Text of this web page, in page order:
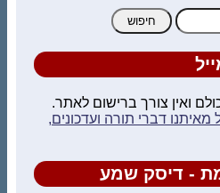
ואין צורך ברישום לאתר.
דברי תורה ועדכונים,
- דיסק שמע